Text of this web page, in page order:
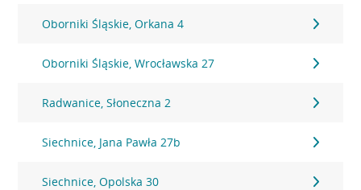
Oborniki Śląskie, Orkana 4
Oborniki Śląskie, Wrocławska 27
Radwanice, Słoneczna 2
Siechnice, Jana Pawła 27b
Siechnice, Opolska 30